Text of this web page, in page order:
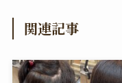
関連記事